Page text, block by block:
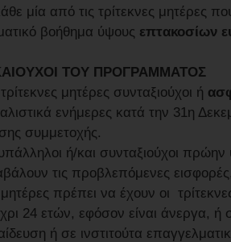
μία από τις τρίτεκνες μητέρες
βοήθημα ύψους επτακοσίων
ΤΟΥ ΠΡΟΓΡΑΜΜΑΤΟΣ
μητέρες συνταξιούχοι ή
ενήμερες κατά την 31η
συμμετοχής.
ή/και συνταξιούχοι
τις προβλεπόμενες εισφορές,
πρέπει να έχουν οι
24 ετών, εφόσον είναι άνεργα,
ή σε ινστιτούτα